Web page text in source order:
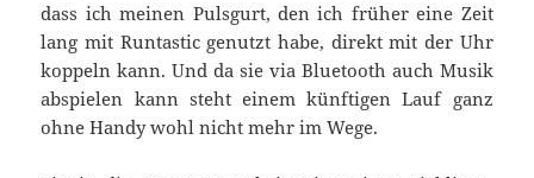
dass ich meinen Pulsgurt, den ich früher eine Zeit
lang mit Runtastic genutzt habe, direkt mit der Uhr
koppeln kann. Und da sie via Bluetooth auch Musik
abspielen kann steht einem künftigen Lauf ganz
ohne Handy wohl nicht mehr im Wege.